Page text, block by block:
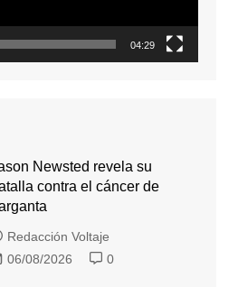
04:29
Newsted revela su
contra el cáncer de
Redacción Voltaje
06/08/2026
0